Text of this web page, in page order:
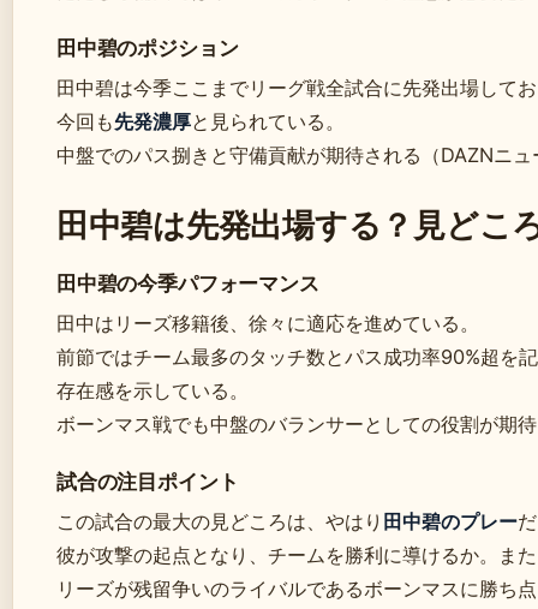
田中碧のポジション
田中碧は今季ここまでリーグ戦全試合に先発出場して
今回も先発濃厚と見られている。
中盤でのパス捌きと守備貢献が期待される（DAZNニュ
田中碧は先発出場する？見どこ
田中碧の今季パフォーマンス
田中はリーズ移籍後、徐々に適応を進めている。
前節ではチーム最多のタッチ数とパス成功率90%超を
存在感を示している。
ボーンマス戦でも中盤のバランサーとしての役割が期
試合の注目ポイント
この試合の最大の見どころは、やはり 田中碧のプレー
彼が攻撃の起点となり、チームを勝利に導けるか。ま
リーズが残留争いのライバルであるボーンマスに勝ち